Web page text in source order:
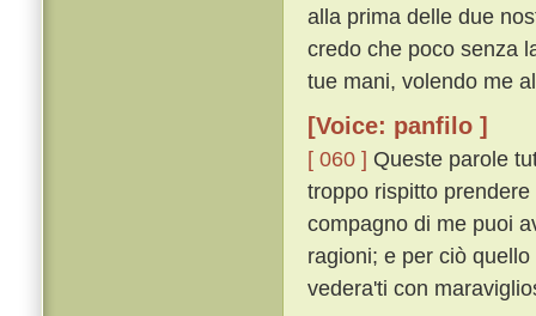
alla prima delle due
credo che poco senza
tue mani, volendo me
[Voice: panfilo ]
[ 060 ] Queste parole
troppo rispitto
compagno di me puoi
ragioni; e per ciò
vedera'ti con